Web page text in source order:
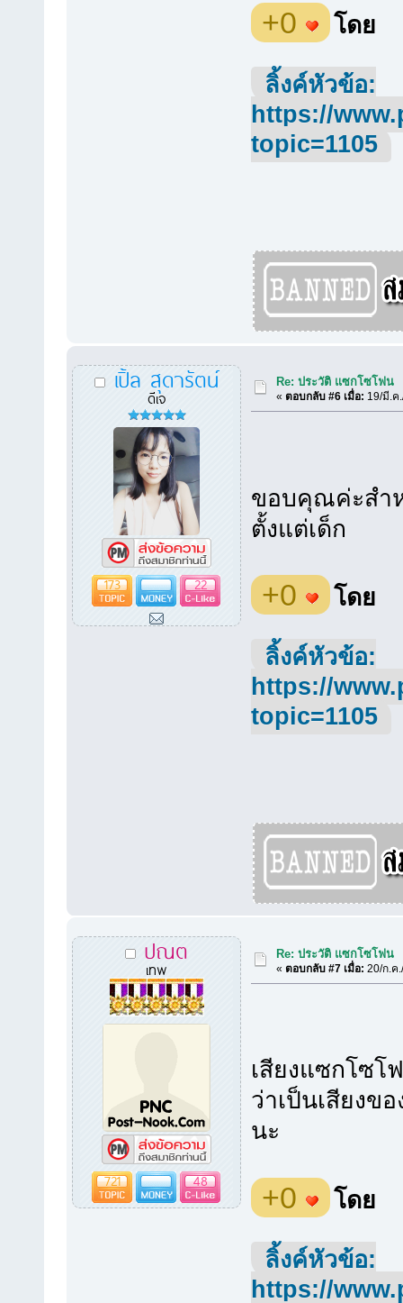
+0 โดย
ลิ้งค์หัวข้อ:
https://
topic=1105
เปิ้ล สุดารัตน์
ดีเจ
173 22
Re: ประวัติ แซกโซโฟน
«ตอบกลับ #6 เมื่อ: 19/มี.ค
ขอบคุณค่ะสำ
ตั้งแต่เด็ก
+0 โดย
ลิ้งค์หัวข้อ:
https://
topic=1105
ปณต
เทพ
721 48
Re: ประวัติ แซกโซโฟน
«ตอบกลับ #7 เมื่อ: 20/ก.ค
เสียงแซกโซโ
ว่าเป็นเสียงข
นะ
+0 โดย
ลิ้งค์หัวข้อ:
https://